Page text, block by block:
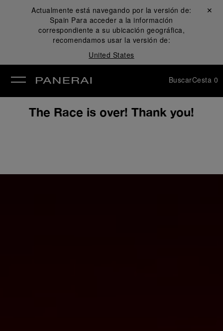
Actualmente está navegando por la versión de:
Spain Para acceder a la información
correspondiente a su ubicación geográfica,
recomendamos usar la versión de:
United States
Cerrar ✕
BuscarCesta 0
The Race is over! Thank you!